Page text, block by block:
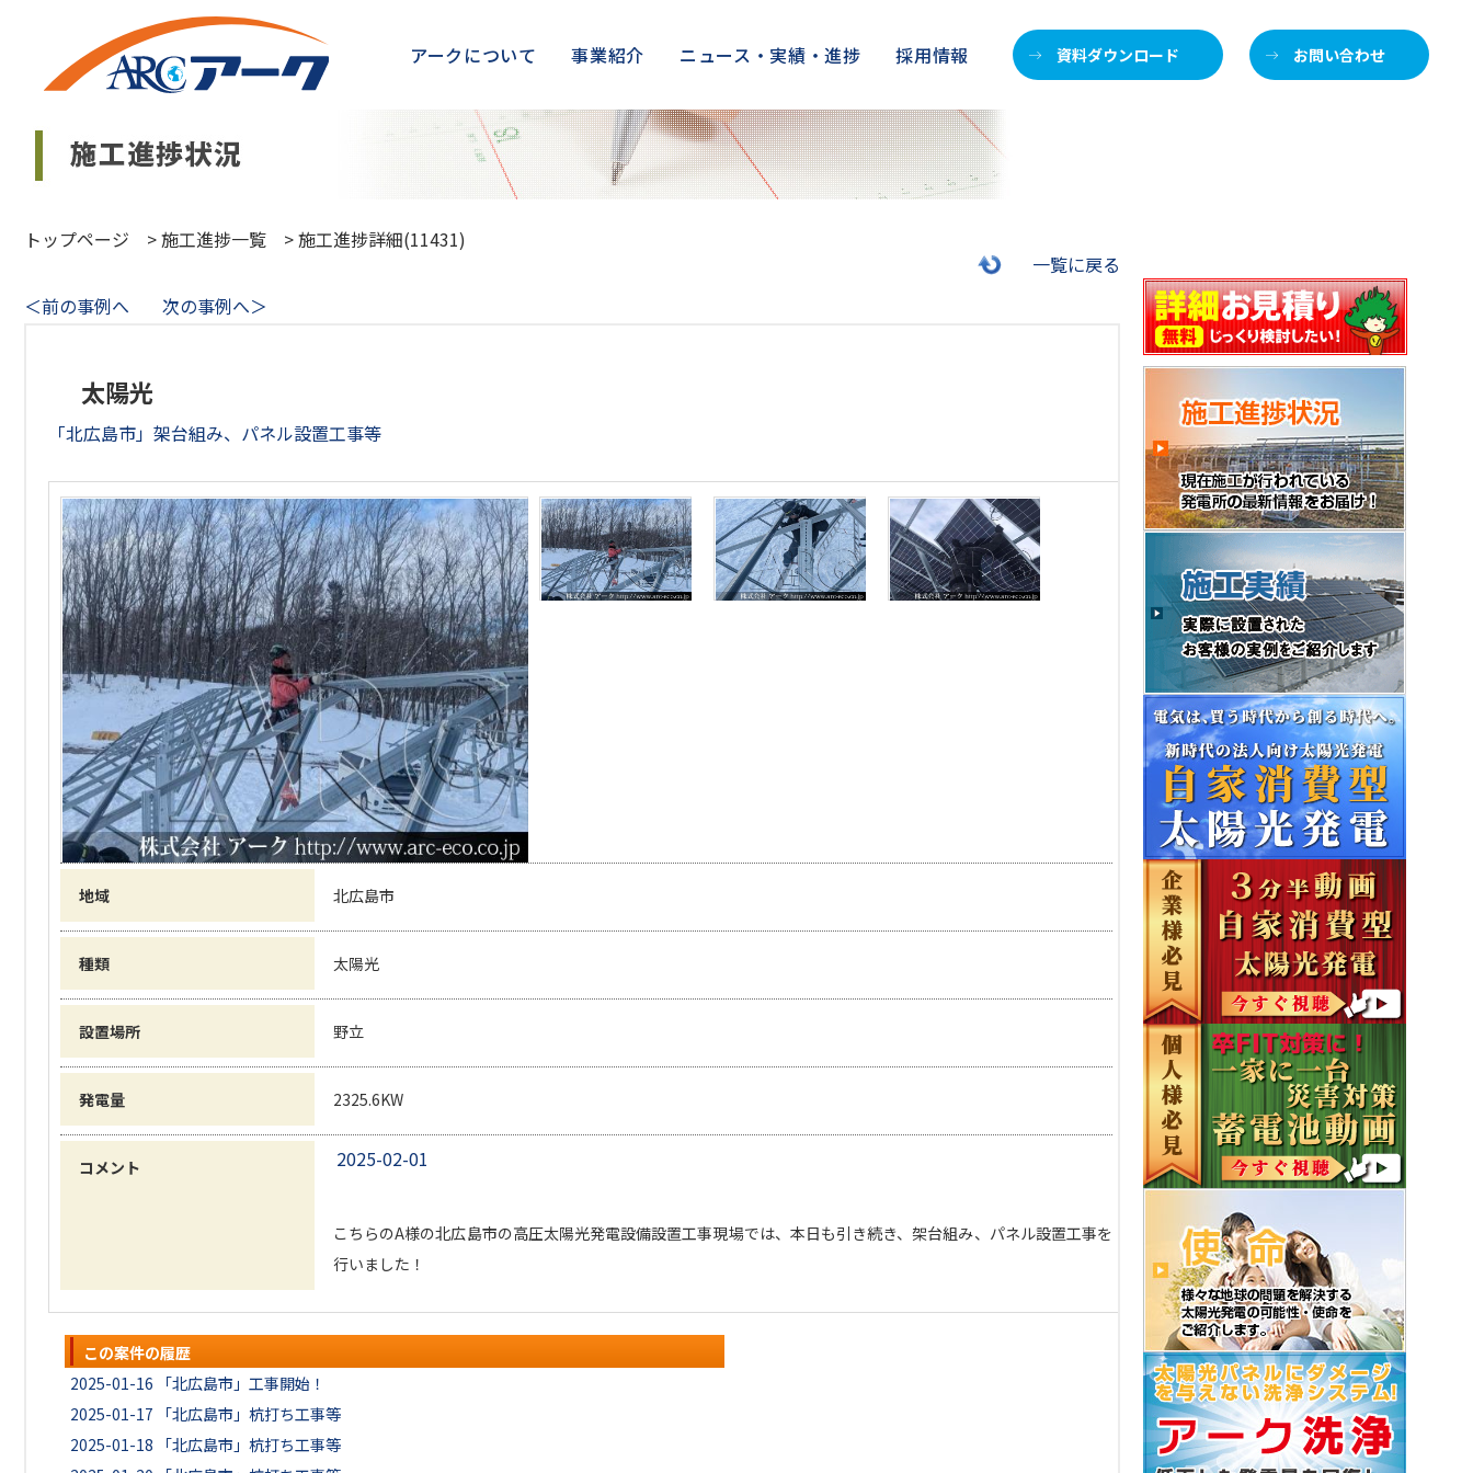
アークについて 事業紹介 ニュース・実績・進捗 採用情報 資料ダウンロード お問い合わせ
トップページ >施工進捗一覧 >施工進捗詳細(11431)
一覧に戻る
＜前の事例へ
次の事例へ＞
太陽光
「北広島市」架台組み、パネル設置工事等
地域 北広島市
種類 太陽光
設置場所 野立
発電量 2325.6KW
コメント 2025-02-01
こちらのA様の北広島市の高圧太陽光発電設備設置工事現場では、本日も引き続き、架台組み、パネル設置工事を
行いました！
この案件の履歴
2025-01-16
「北広島市」工事開始！
2025-01-17
「北広島市」杭打ち工事等
2025-01-18
「北広島市」杭打ち工事等